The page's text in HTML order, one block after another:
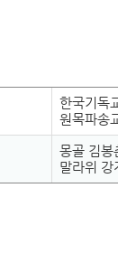
한국기독
원목파송
몽골 김봉
말라위 강